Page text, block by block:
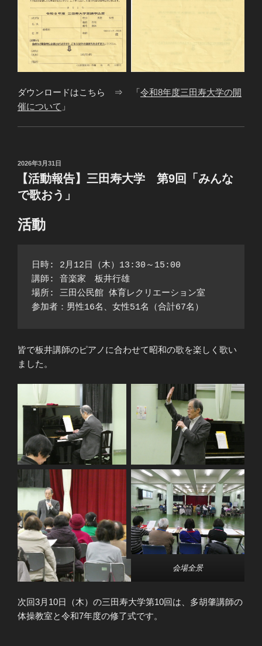
ダウンロードはこちら ⇒ 「令和8年度三田寿大学の開
催について 」
投
日:
2026年3月31日
【活動報告】三田寿大学 第9回「みんな
で歌おう」
活動
日時: 2月12日（木）13:30～15:00
講師: 音楽家　板井行雄
場所: 三田公民館 体育レクリエーション室
参加者：男性16名、女性51名（合計67名）
皆で板井講師のピアノに合わせて昭和の歌を楽しく歌い
ました。
会場全景
次回3月10日（木）の三田寿大学第10回は、多胡肇講師の
体操教室と令和7年度の修了式です。